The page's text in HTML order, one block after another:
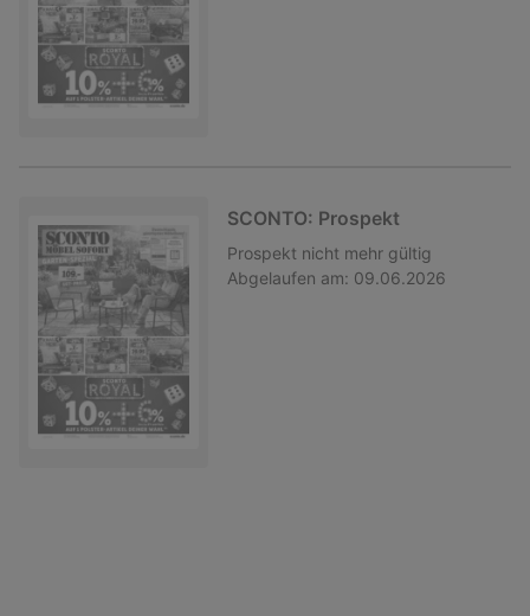
SCONTO: Prospekt
Prospekt nicht mehr gültig
Abgelaufen am: 09.06.2026